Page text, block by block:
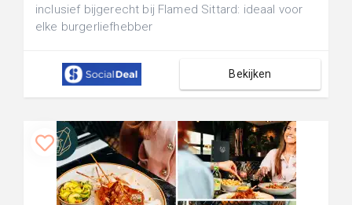
inclusief bijgerecht bij Flamed Sittard: ideaal voor
elke burgerliefhebber
Bekijken